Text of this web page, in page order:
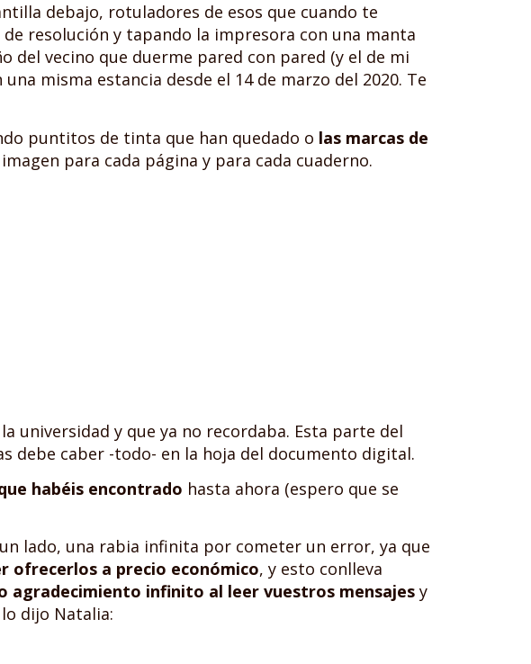
debajo, rotuladores de esos que cuando te
resolución y tapando la impresora con una manta
del vecino que duerme pared con pared (y el de mi
misma estancia desde el 14 de marzo del 2020. Te
puntitos de tinta que han quedado o las marcas de
para cada página y para cada cuaderno.
universidad y que ya no recordaba. Esta parte del
debe caber -todo- en la hoja del documento digital.
habéis encontrado hasta ahora (espero que se
lado, una rabia infinita por cometer un error, ya que
ofrecerlos a precio económico, y esto conlleva
agradecimiento infinito al leer vuestros mensajes y
dijo Natalia: